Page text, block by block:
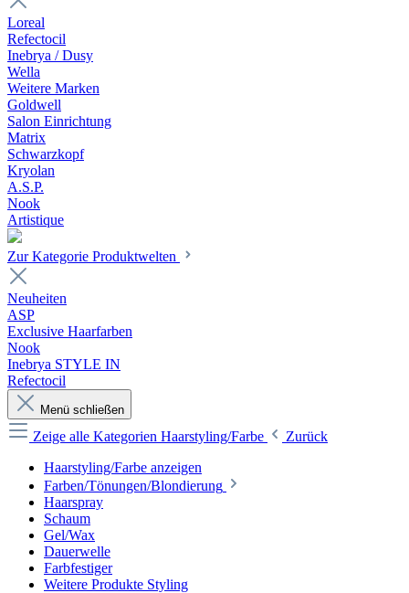
Loreal
Refectocil
Inebrya / Dusy
Wella
Weitere Marken
Goldwell
Salon Einrichtung
Matrix
Schwarzkopf
Kryolan
A.S.P.
Nook
Artistique
Zur Kategorie Produktwelten
Neuheiten
ASP
Exclusive Haarfarben
Nook
Inebrya STYLE IN
Refectocil
Menü schließen
Zeige alle Kategorien Haarstyling/Farbe
Zurück
Haarstyling/Farbe anzeigen
Farben/Tönungen/Blondierung
Haarspray
Schaum
Gel/Wax
Dauerwelle
Farbfestiger
Weitere Produkte Styling